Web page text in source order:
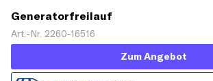
Generatorfreilauf
Art.-Nr. 2260-16516
Zum Angebot